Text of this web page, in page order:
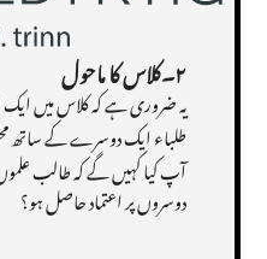
۲۔کلاس کا ماحول
یہ ضروری ہے کہ کلاس میں ایک
طلباء ایک دوسرے کے ساتھ
آپ کیا کہیں گے کہ طالب علموں
دوسروں پر اعتماد حاصل ہو؟